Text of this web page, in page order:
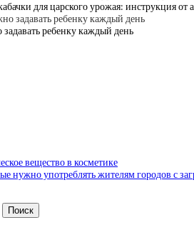
для царского урожая: инструкция от
ребенку каждый день
вещество в косметике
нужно употреблять жителям городов с
Поиск